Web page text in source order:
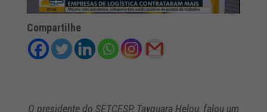
Compartilhe
O presidente do SETCESP, Tayguara Helou, falou um